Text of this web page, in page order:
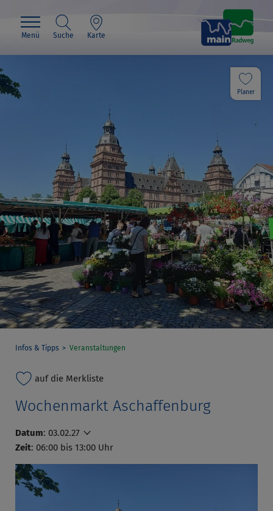
Menü Suche Karte
Planer
Infos & Tipps Veranstaltungen
auf die Merkliste
Wochenmarkt Aschaffenburg
Datum: 03.02.27
Zeit: 06:00 bis 13:00 Uhr